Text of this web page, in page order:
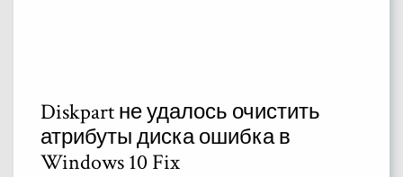
Diskpart не удалось очистить
атрибуты диска ошибка в
Windows 10 Fix